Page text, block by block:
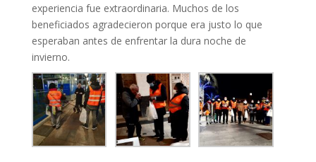
experiencia fue extraordinaria. Muchos de los
beneficiados agradecieron porque era justo lo que
esperaban antes de enfrentar la dura noche de
invierno.